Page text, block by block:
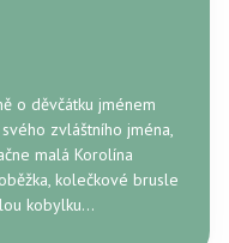
o děvčátku jménem
zvláštního jména,
malá Korolína
kolečkové brusle
kobylku…